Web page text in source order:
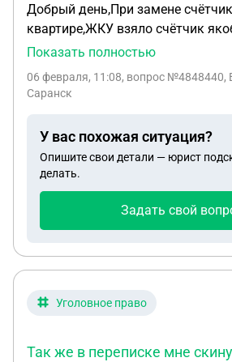
Добрый день,При замене
квартире,ЖКУ взяло счётчик
осмотра,но потом позвонили
манипуляции (ставился
у нас проходит такое
жельцами кто меняет счётчик
действий в данный ситуации.Жду
Показать полностью
06 февраля, 11:08, вопрос №4848440,
Саранск
У вас похожая ситуация?
Опишите свои детали — юрист
делать.
Задать свой
Уголовное право
Так же в переписке мне